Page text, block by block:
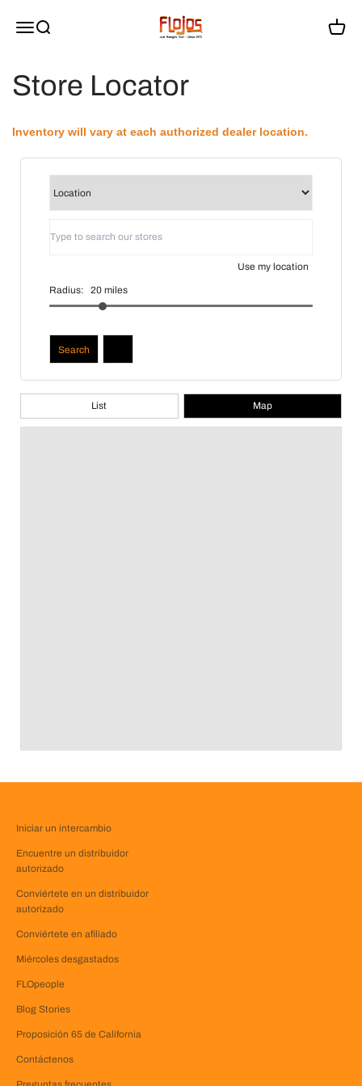
MenúBuscar
flojossandals
Carrito
Store Locator
Inventory will vary at each authorized dealer location.
Use my location
Radius: 20 miles
Search
List Map
Iniciar un intercambio
Encuentre un distribuidor
autorizado
Conviértete en un distribuidor
autorizado
Conviértete en afiliado
Miércoles desgastados
FLOpeople
Blog Stories
Proposición 65 de California
Contáctenos